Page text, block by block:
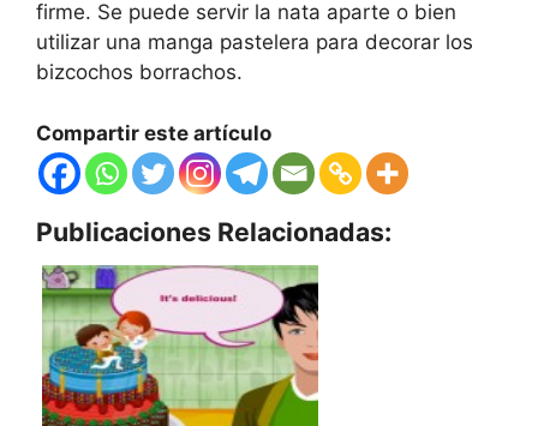
firme. Se puede servir la nata aparte o bien
utilizar una manga pastelera para decorar los
bizcochos borrachos.
Compartir este artículo
Publicaciones Relacionadas: